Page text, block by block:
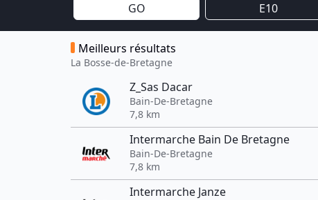
GO E10
Meilleurs résultats
La Bosse-de-Bretagne
Z_Sas Dacar
Bain-De-Bretagne
7,8 km
Intermarche Bain De Bretagne
Bain-De-Bretagne
7,8 km
Intermarche Janze